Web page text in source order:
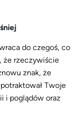
do czegoś, co
że rzeczywiście
znak, że
Twoje
i poglądów oraz